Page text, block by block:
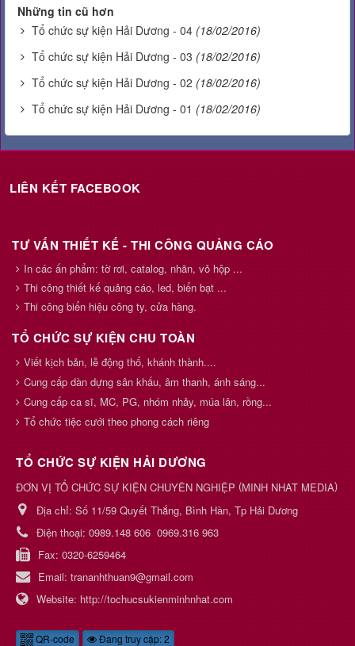
Những tin cũ hơn
Tổ chức sự kiện Hải Dương - 04 (18/02/2016)
Tổ chức sự kiện Hải Dương - 03 (18/02/2016)
Tổ chức sự kiện Hải Dương - 02 (18/02/2016)
Tổ chức sự kiện Hải Dương - 01 (18/02/2016)
LIÊN KẾT FACEBOOK
TƯ VẤN THIẾT KẾ - THI CÔNG QUẢNG CÁO
In các ấn phẩm: tờ rơi, catalog, nhãn, vỏ hộp ...
Thi công thiết kế quảng cáo, led, biển bạt ...
Thi công biển hiệu công ty, cửa hàng.
TỔ CHỨC SỰ KIỆN CHU TOÀN
Viết kịch bản, lễ động thổ, khánh thành....
Cung cấp dàn dựng sân khấu, âm thanh, ánh sáng...
Cung cấp ca sĩ, MC, PG, nhóm nhảy, múa lân, rồng...
Tổ chức tiệc cưới theo phong cách riêng
TỔ CHỨC SỰ KIỆN HẢI DƯƠNG
ĐƠN VỊ TỔ CHỨC SỰ KIỆN CHUYÊN NGHIỆP (MINH NHAT MEDIA)
Địa chỉ: Số 11/59 Quyết Thắng, Bình Hàn, Tp Hải Dương
Điện thoại: 0989.148 606 0969.316 963
Fax: 0320-6259464
Email: trananhthuan9@gmail.com
Website: http://tochucsukienminhnhat.com
QR-code Đang truy cập: 2